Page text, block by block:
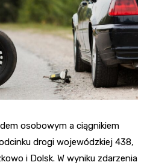
osobowym a ciągnikiem
drogi wojewódzkiej 438,
i Dolsk. W wyniku zdarzenia